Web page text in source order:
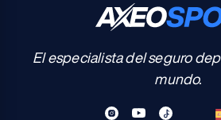
El especialista del seguro
mundo.